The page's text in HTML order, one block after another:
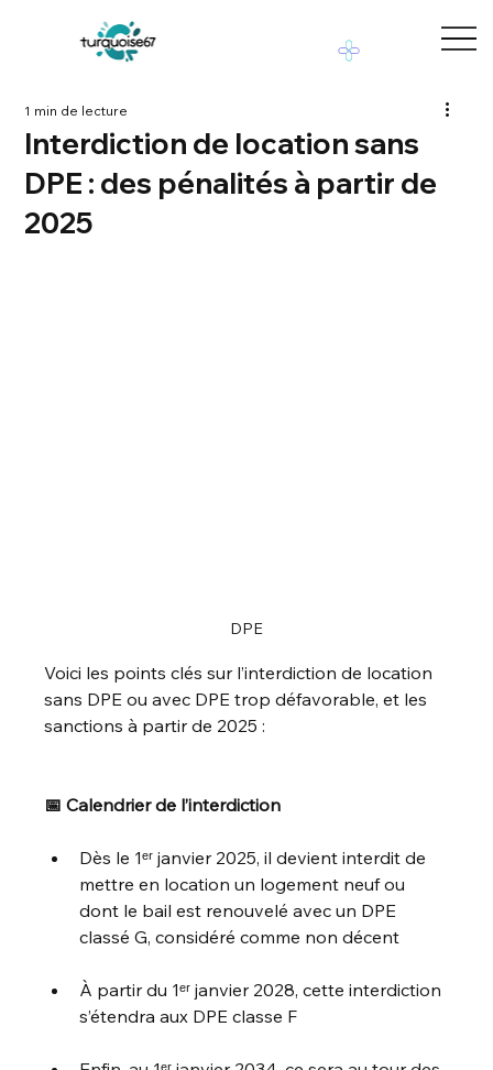
Interdiction de location sans
DPE : des pénalités à partir de
2025
1 min de lecture
DPE
Voici les points clés sur l’interdiction de location
sans DPE ou avec DPE trop défavorable, et les
sanctions à partir de 2025 :
📅 Calendrier de l’interdiction
Dès le 1ᵉʳ janvier 2025, il devient interdit de
mettre en location un logement neuf ou
dont le bail est renouvelé avec un DPE
classé G, considéré comme non décent
À partir du 1ᵉʳ janvier 2028, cette interdiction
s’étendra aux DPE classe F